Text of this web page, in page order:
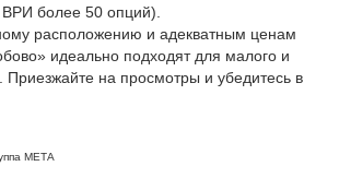
более 50 опций).
расположению и адекватным ценам
идеально подходят для малого и
Приезжайте на просмотры и убедитесь в
МЕТА